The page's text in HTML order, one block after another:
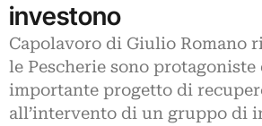
investono
Capolavoro di Giulio Romano
le Pescherie sono protagoniste
importante progetto di
all’intervento di un gruppo di